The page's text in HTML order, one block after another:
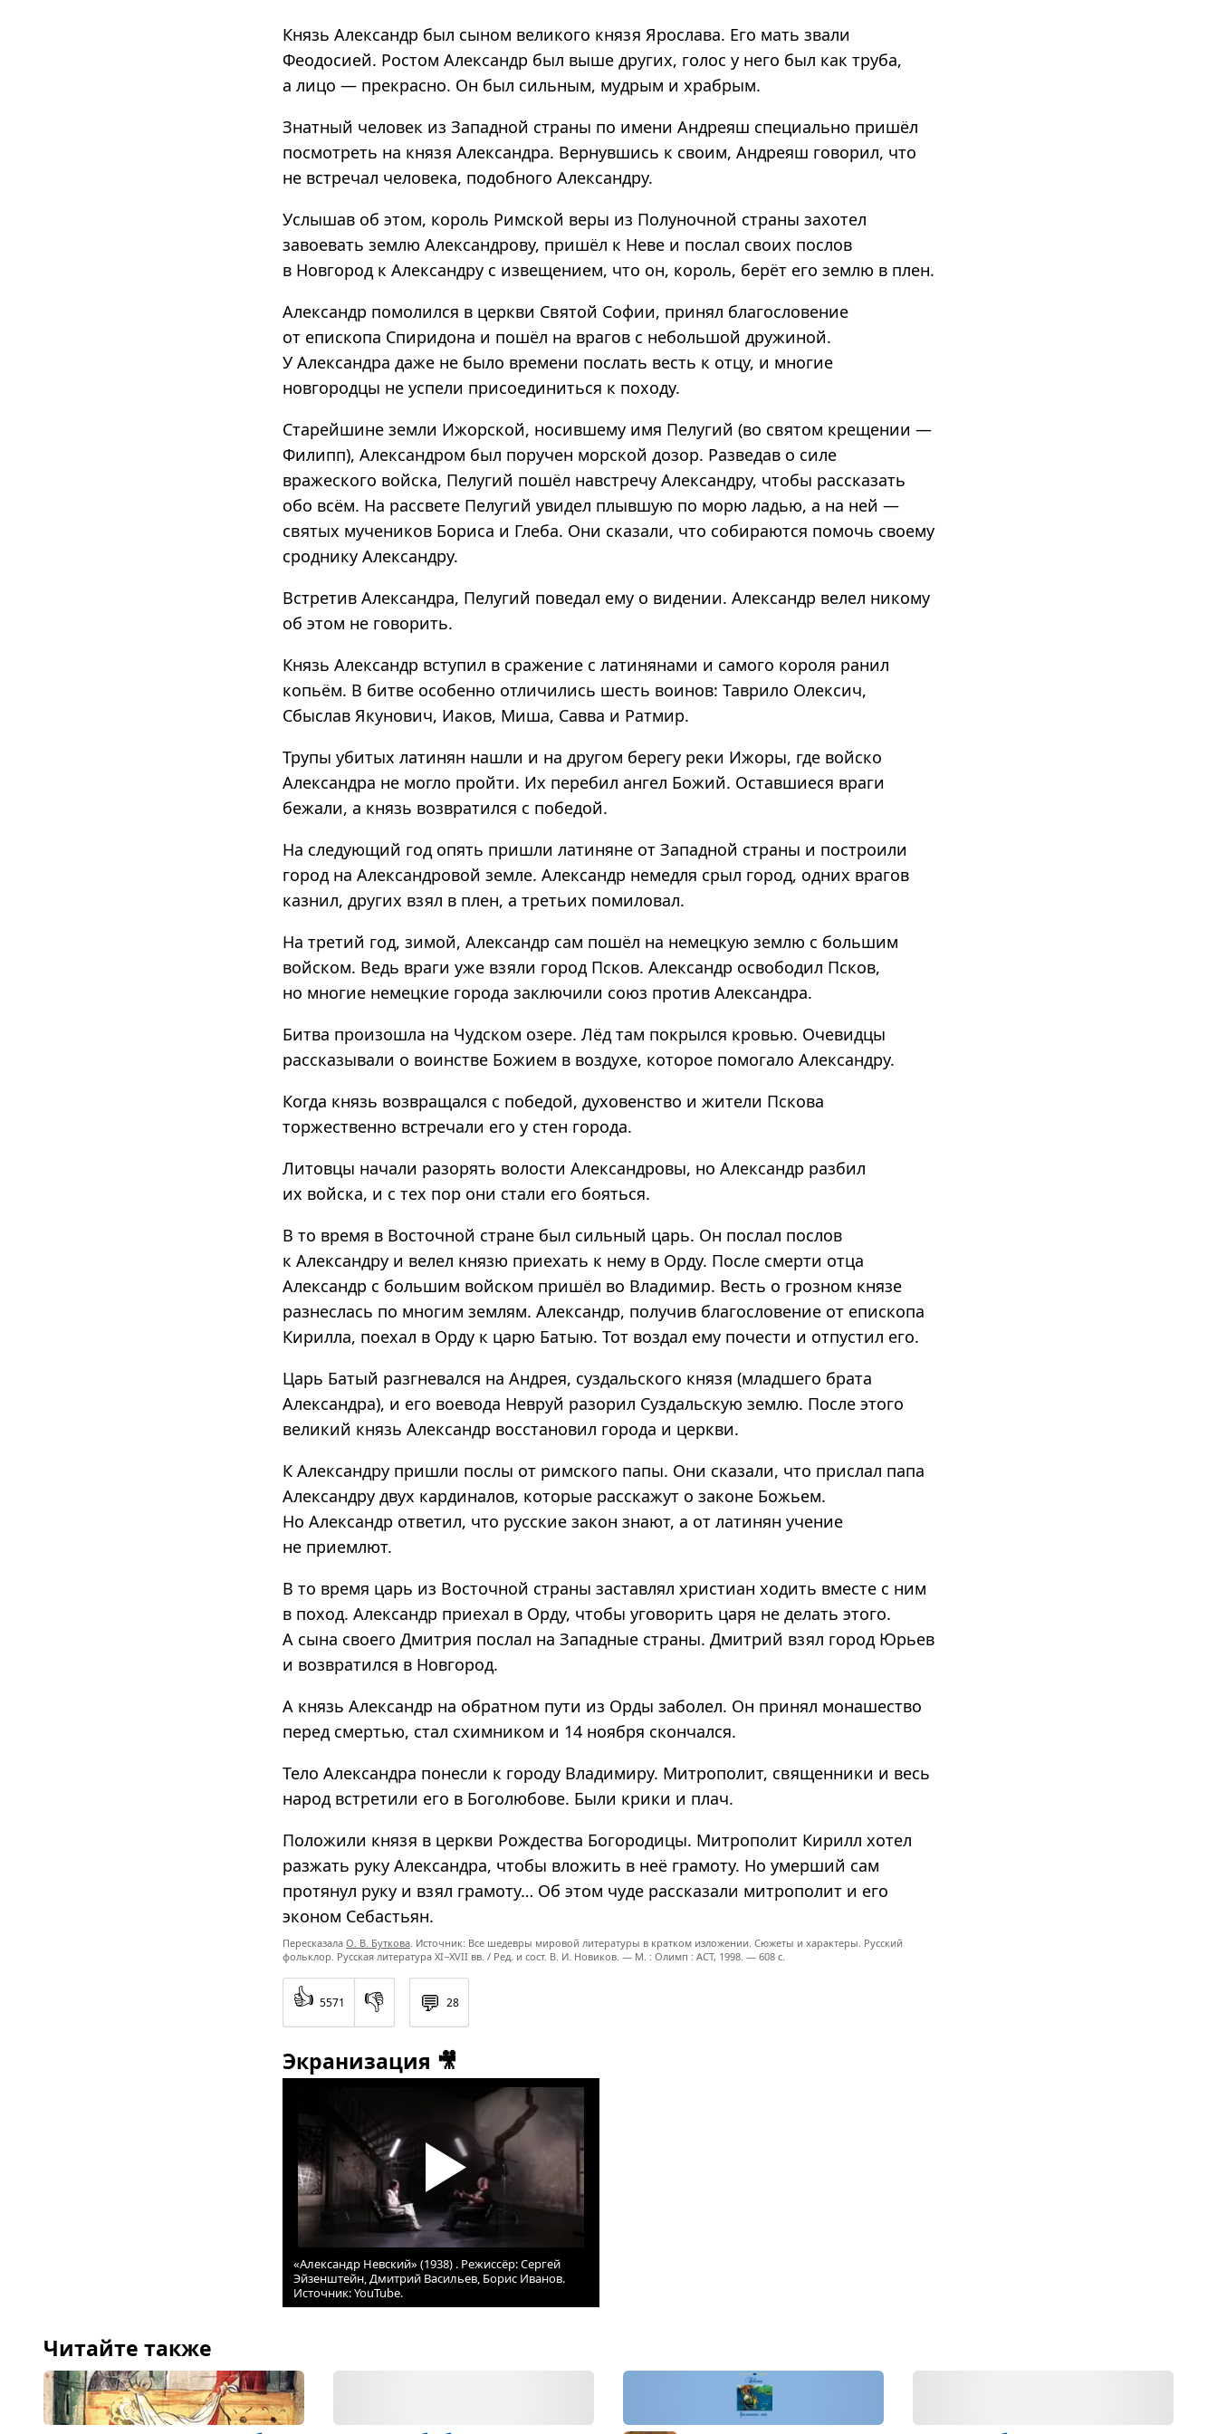
Князь Александр был сыном великого князя Ярослава. Его мать звали
Феодосией. Ростом Александр был выше других, голос у него был как труба,
а лицо — прекрасно. Он был сильным, мудрым и храбрым.
Знатный человек из Западной страны по имени Андреяш специально пришёл
посмотреть на князя Александра. Вернувшись к своим, Андреяш говорил, что
не встречал человека, подобного Александру.
Услышав об этом, король Римской веры из Полуночной страны захотел
завоевать землю Александрову, пришёл к Неве и послал своих послов
в Новгород к Александру с извещением, что он, король, берёт его землю в плен.
Александр помолился в церкви Святой Софии, принял благословение
от епископа Спиридона и пошёл на врагов с небольшой дружиной.
У Александра даже не было времени послать весть к отцу, и многие
новгородцы не успели присоединиться к походу.
Старейшине земли Ижорской, носившему имя Пелугий (во святом крещении —
Филипп), Александром был поручен морской дозор. Разведав о силе
вражеского войска, Пелугий пошёл навстречу Александру, чтобы рассказать
обо всём. На рассвете Пелугий увидел плывшую по морю ладью, а на ней —
святых мучеников Бориса и Глеба. Они сказали, что собираются помочь своему
сроднику Александру.
Встретив Александра, Пелугий поведал ему о видении. Александр велел никому
об этом не говорить.
Князь Александр вступил в сражение с латинянами и самого короля ранил
копьём. В битве особенно отличились шесть воинов: Таврило Олексич,
Сбыслав Якунович, Иаков, Миша, Савва и Ратмир.
Трупы убитых латинян нашли и на другом берегу реки Ижоры, где войско
Александра не могло пройти. Их перебил ангел Божий. Оставшиеся враги
бежали, а князь возвратился с победой.
На следующий год опять пришли латиняне от Западной страны и построили
город на Александровой земле. Александр немедля срыл город, одних врагов
казнил, других взял в плен, а третьих помиловал.
На третий год, зимой, Александр сам пошёл на немецкую землю с большим
войском. Ведь враги уже взяли город Псков. Александр освободил Псков,
но многие немецкие города заключили союз против Александра.
Битва произошла на Чудском озере. Лёд там покрылся кровью. Очевидцы
рассказывали о воинстве Божием в воздухе, которое помогало Александру.
Когда князь возвращался с победой, духовенство и жители Пскова
торжественно встречали его у стен города.
Литовцы начали разорять волости Александровы, но Александр разбил
их войска, и с тех пор они стали его бояться.
В то время в Восточной стране был сильный царь. Он послал послов
к Александру и велел князю приехать к нему в Орду. После смерти отца
Александр с большим войском пришёл во Владимир. Весть о грозном князе
разнеслась по многим землям. Александр, получив благословение от епископа
Кирилла, поехал в Орду к царю Батыю. Тот воздал ему почести и отпустил его.
Царь Батый разгневался на Андрея, суздальского князя (младшего брата
Александра), и его воевода Невруй разорил Суздальскую землю. После этого
великий князь Александр восстановил города и церкви.
К Александру пришли послы от римского папы. Они сказали, что прислал папа
Александру двух кардиналов, которые расскажут о законе Божьем.
Но Александр ответил, что русские закон знают, а от латинян учение
не приемлют.
В то время царь из Восточной страны заставлял христиан ходить вместе с ним
в поход. Александр приехал в Орду, чтобы уговорить царя не делать этого.
А сына своего Дмитрия послал на Западные страны. Дмитрий взял город Юрьев
и возвратился в Новгород.
А князь Александр на обратном пути из Орды заболел. Он принял монашество
перед смертью, стал схимником и 14 ноября скончался.
Тело Александра понесли к городу Владимиру. Митрополит, священники и весь
народ встретили его в Боголюбове. Были крики и плач.
Положили князя в церкви Рождества Богородицы. Митрополит Кирилл хотел
разжать руку Александра, чтобы вложить в неё грамоту. Но умерший сам
протянул руку и взял грамоту… Об этом чуде рассказали митрополит и его
эконом Себастьян.
Пересказала О. В. Буткова. Источник: Все шедевры мировой литературы в кратком изложении. Сюжеты и характеры. Русский
фольклор. Русская литература XI−XVII вв. / Ред. и сост. В. И. Новиков. — М. : Олимп : ACT, 1998. — 608 с.
👍 5571 👎 💬 28
Экранизация 🎥
«Александр Невский» (1938) . Режиссёр: Сергей
Эйзенштейн, Дмитрий Васильев, Борис Иванов.
Источник: YouTube.
Читайте также